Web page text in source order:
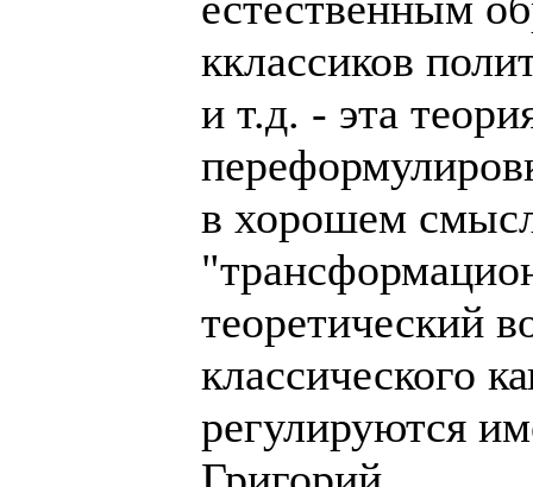
кклассиков
и т.д. - эта
в хорошем
теоретический
классического
регулируются